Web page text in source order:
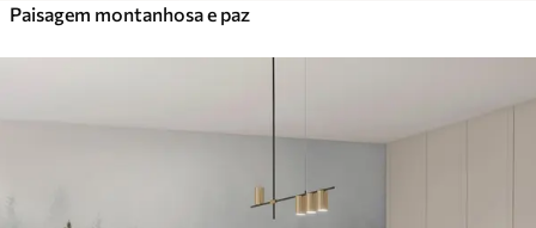
Paisagem montanhosa e paz